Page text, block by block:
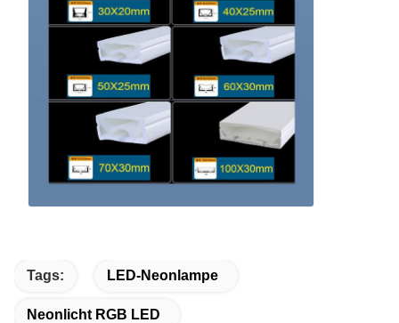
Tags: LED-Neonlampe
Neonlicht RGB LED